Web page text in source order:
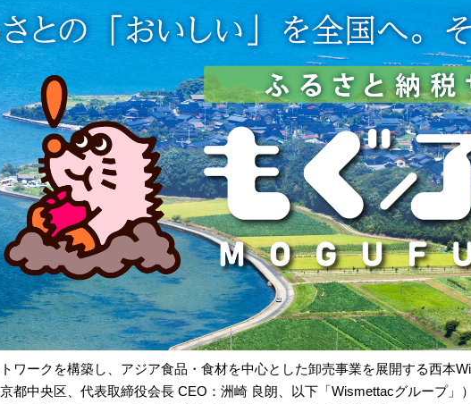
ワークを構築し、アジア食品・食材を中心とした卸売事業を展開する西本
都中央区、代表取締役会長 CEO：洲崎 良朗、以下「Wismettacグループ」